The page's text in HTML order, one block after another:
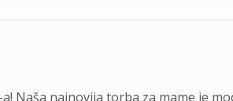
Naša najnovija torba za mame je